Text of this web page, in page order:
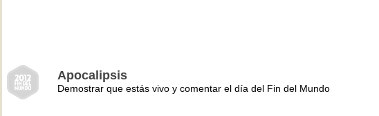
Apocalipsis
Demostrar que estás vivo y comentar el día del Fin del Mundo